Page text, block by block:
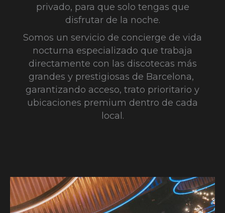
privado, para que solo tengas que
disfrutar de la noche.
Somos un servicio de concierge de vida
nocturna especializado que trabaja
directamente con las discotecas más
grandes y prestigiosas de Barcelona, ​​
garantizando acceso, trato prioritario y
ubicaciones premium dentro de cada
local.